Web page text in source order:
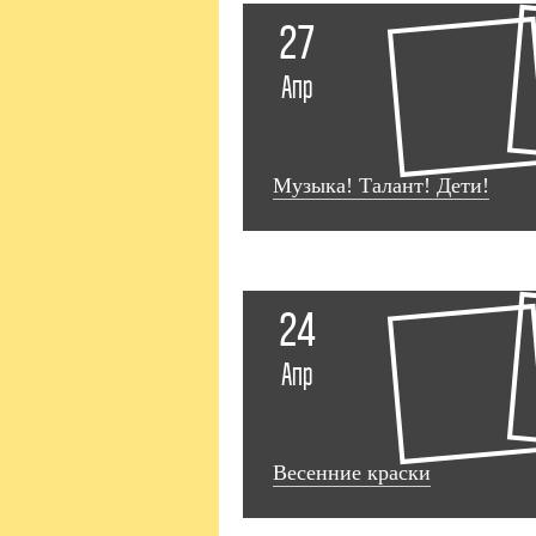
27
Апр
Музыка! Талант! Дети!
24
Апр
Весенние краски